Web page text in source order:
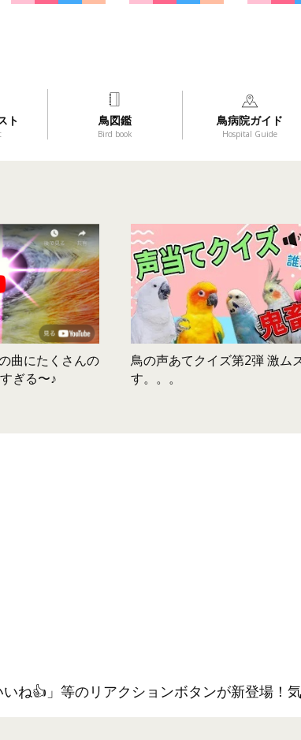
ト 鳥図鑑
Bird book
鳥病院ガイド
Hospital Guide
曲にたくさんの
ぎる〜♪
鳥の声あてクイズ第2弾 激ム
す。。。
ね👍」等のリアクションボタンが新登場！